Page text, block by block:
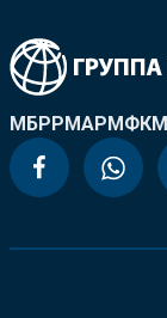
МБРРМАРМФК